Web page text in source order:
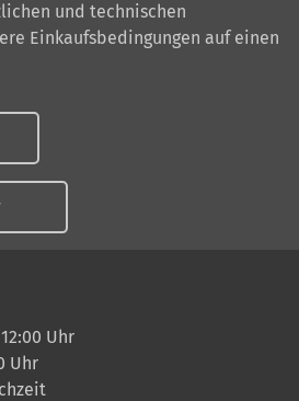
und technischen
Einkaufsbedingungen auf einen
Uhr
Uhr